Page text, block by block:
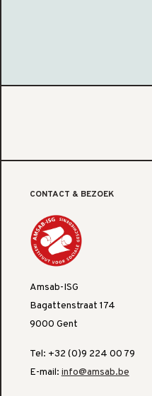
CONTACT & BEZOEK
Amsab-ISG
Bagattenstraat 174
9000 Gent
Tel: +32 (0)9 224 00 79
E-mail: info@amsab.be